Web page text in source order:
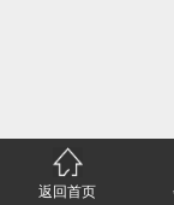
返回首页